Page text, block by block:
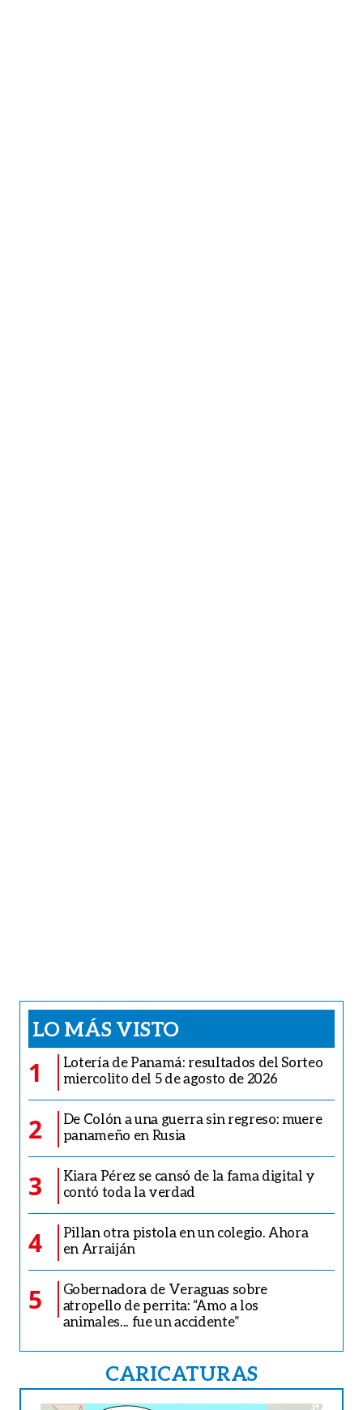
LO MÁS VISTO
1
Lotería de Panamá: resultados del Sorteo
miercolito del 5 de agosto de 2026
2
De Colón a una guerra sin regreso: muere
panameño en Rusia
3
Kiara Pérez se cansó de la fama digital y
contó toda la verdad
4
Pillan otra pistola en un colegio. Ahora
en Arraiján
5
Gobernadora de Veraguas sobre
atropello de perrita: “Amo a los
animales... fue un accidente”
CARICATURAS